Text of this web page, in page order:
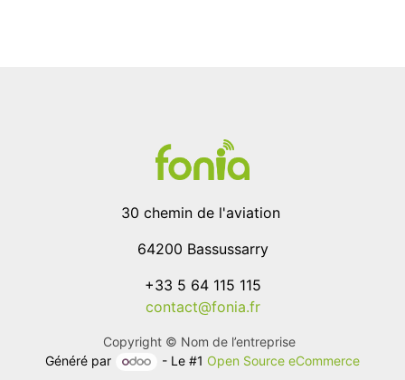
30 chemin de l'aviation
64200 Bassussarry
+33 5 64 115 115
contact@fonia.fr
Copyright © Nom de l’entreprise
Généré par
- Le #1 Open Source eCommerce